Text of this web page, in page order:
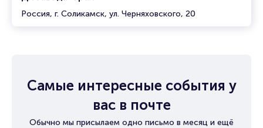
Россия, г. Соликамск, ул. Черняховского, 20
Самые интересные события у
вас в почте
Обычно мы присылаем одно письмо в месяц и ещё